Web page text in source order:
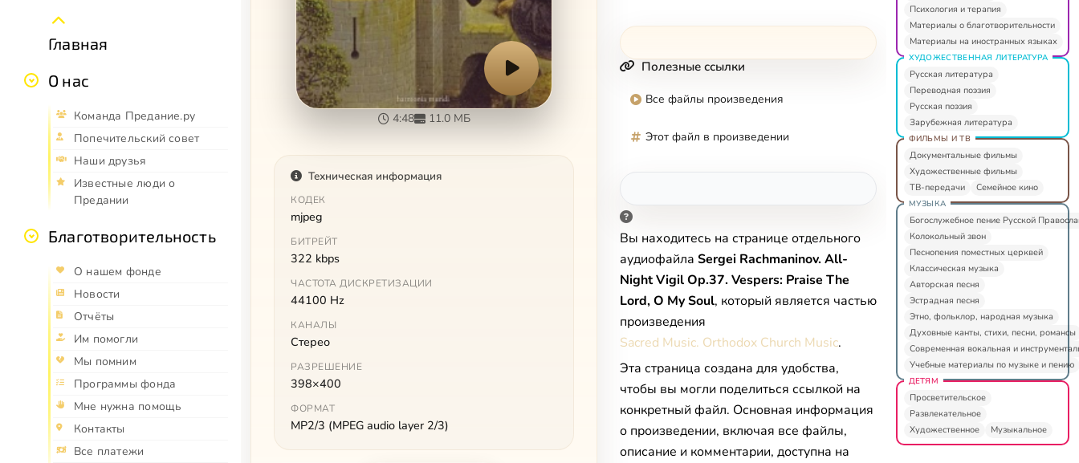
Главная
О нас
Команда Предание.ру
Попечительский совет
Наши друзья
Известные люди о
Предании
Благотворительность
О нашем фонде
Новости
Отчёты
Им помогли
Мы помним
Программы фонда
Мне нужна помощь
Контакты
Все платежи
4:48 11.0 МБ
Техническая информация
КОДЕК
mjpeg
БИТРЕЙТ
322 kbps
ЧАСТОТА ДИСКРЕТИЗАЦИИ
44100 Hz
КАНАЛЫ
Стерео
РАЗРЕШЕНИЕ
398×400
ФОРМАТ
MP2/3 (MPEG audio layer 2/3)
Полезные ссылки
Все файлы произведения
Этот файл в произведении
Вы находитесь на странице отдельного
аудиофайла Sergei Rachmaninov. All-
Night Vigil Op.37. Vespers: Praise The
Lord, O My Soul, который является частью
произведения
Sacred Music. Orthodox Church Music.
Эта страница создана для удобства,
чтобы вы могли поделиться ссылкой на
конкретный файл. Основная информация
о произведении, включая все файлы,
описание и комментарии, доступна на
Психология и терапия
Материалы о благотворительности
Материалы на иностранных языках
ХУДОЖЕСТВЕННАЯ ЛИТЕРАТУРА
Русская литература
Переводная поэзия
Русская поэзия
Зарубежная литература
ФИЛЬМЫ И ТВ
Документальные фильмы
Художественные фильмы
ТВ-передачи
Семейное кино
МУЗЫКА
Богослужебное пение Русской
Колокольный звон
Песнопения поместных церквей
Классическая музыка
Авторская песня
Эстрадная песня
Этно, фольклор, народная музыка
Духовные канты, стихи, песни, романсы
Современная вокальная и
Учебные материалы по музыке и пению
ДЕТЯМ
Просветительское
Развлекательное
Художественное
Музыкальное